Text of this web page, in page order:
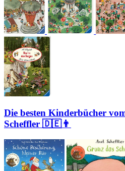
Die besten Kinderbücher
Scheffler 🇩🇪👨